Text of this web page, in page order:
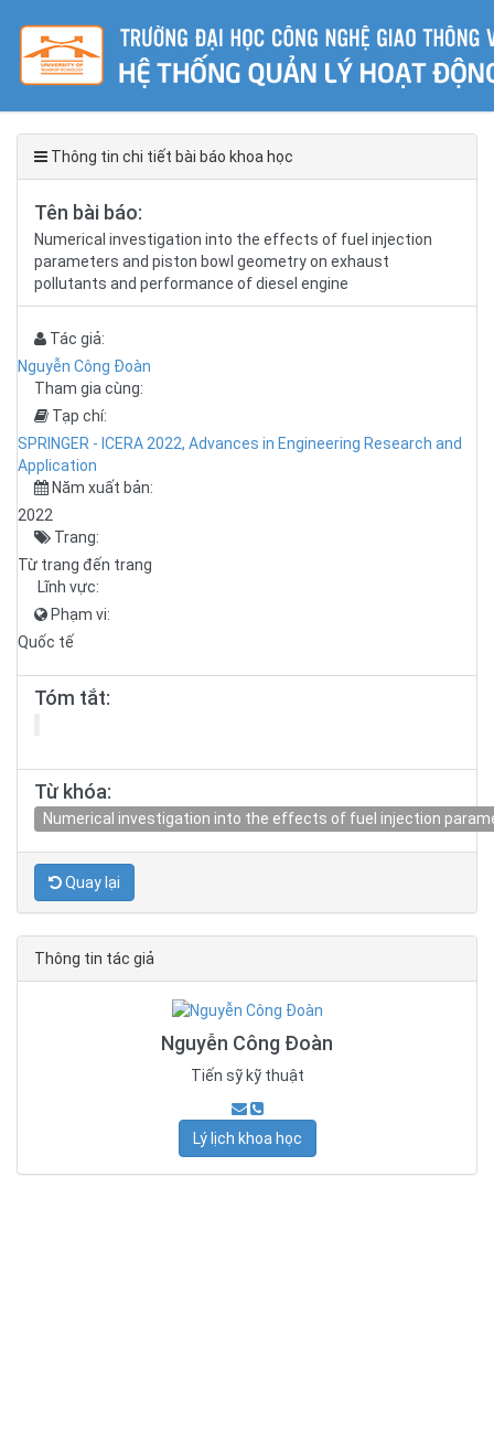
Thông tin chi tiết bài báo khoa học
Tên bài báo:
Numerical investigation into the effects of fuel injection
parameters and piston bowl geometry on exhaust
pollutants and performance of diesel engine
Tác giả:
Nguyễn Công Đoàn
Tham gia cùng:
Tạp chí:
SPRINGER - ICERA 2022, Advances in Engineering Research and
Application
Năm xuất bản:
2022
Trang:
Từ trang đến trang
Lĩnh vực:
Phạm vi:
Quốc tế
Tóm tắt:
Từ khóa:
Numerical investigation into the effects of fuel injection
Quay lại
Thông tin tác giả
Nguyễn Công Đoàn
Tiến sỹ kỹ thuật
Lý lịch khoa học